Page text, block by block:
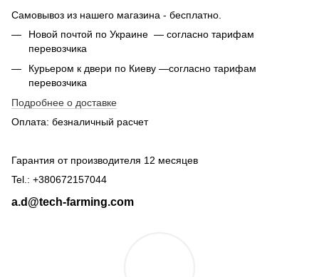
Самовывоз из нашего магазина - бесплатно.
Новой почтой по Украине — согласно тарифам
перевозчика
Курьером к двери по Киеву —согласно тарифам
перевозчика
Подробнее о доставке
Оплата: безналичный расчет
Гарантия от производителя 12 месяцев
Tel.: +380672157044
a.d@tech-farming.com